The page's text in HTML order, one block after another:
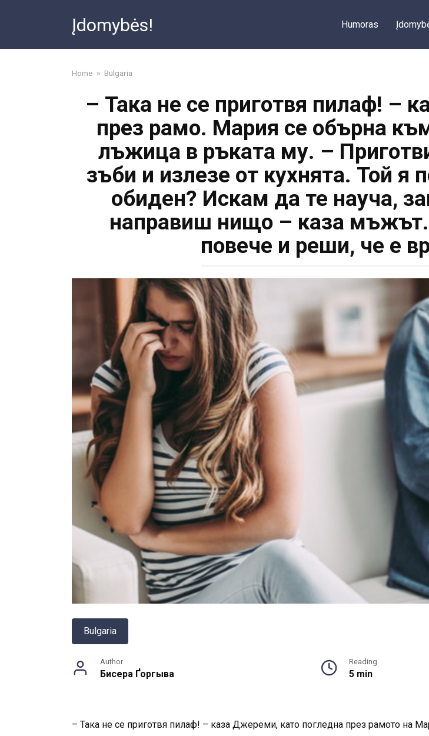
Įdomybės! Humoras
Home » Bulgaria
– Така не се приготвя пилаф! –
през рамо. Мария се обърна
лъжица в ръката му. –
зъби и излезе от кухнята. Той я
обиден? Искам да те науча,
направиш нищо – каза
повече и реши, че е
Bulgaria
Author
Бисера Ґоргыва
Reading
5 min
– Така не се приготвя пилаф! – каза Джереми, като погледна през рамото на